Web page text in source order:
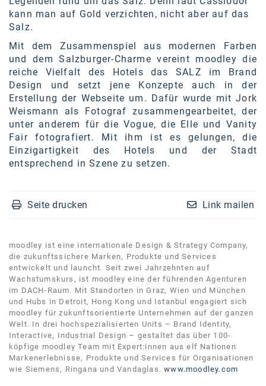
Kontakt
kann man auf Gold verzichten, nicht aber auf das
Salz.
Mit dem Zusammenspiel aus modernen Farben
und dem Salzburger-Charme vereint moodley die
reiche Vielfalt des Hotels das SALZ im Brand
Design und setzt jene Konzepte auch in der
Erstellung der Webseite um. Dafür wurde mit Jork
Weismann als Fotograf zusammengearbeitet, der
unter anderem für die Vogue, die Elle und Vanity
Fair fotografiert. Mit ihm ist es gelungen, die
Einzigartigkeit des Hotels und der Stadt
entsprechend in Szene zu setzen.
Seite drucken Link mailen
moodley ist eine internationale Design & Strategy Company,
die zukunftssichere Marken, Produkte und Services
entwickelt und launcht. Seit zwei Jahrzehnten auf
Wachstumskurs, ist moodley eine der führenden Agenturen
im DACH-Raum. Mit Standorten in Graz, Wien und München
und Hubs in Detroit, Hong Kong und Istanbul engagiert sich
moodley für zukunftsorientierte Unternehmen auf der ganzen
Welt. In drei hochspezialisierten Units – Brand Identity,
Interactive, Industrial Design – gestaltet das über 100-
köpfige moodley Team mit Expert:innen aus elf Nationen
Markenerlebnisse, Produkte und Services für Organisationen
wie Siemens, Ringana und Vandaglas.www.moodley.com